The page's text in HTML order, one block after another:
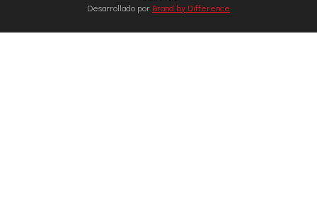
Desarrollado por Brand by Difference